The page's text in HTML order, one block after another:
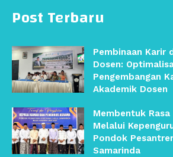
Post Terbaru
Pembinaan Karir
Dosen:
Pengembangan
Akademik Dosen
Membentuk
Melalui
Pondok
Samarinda